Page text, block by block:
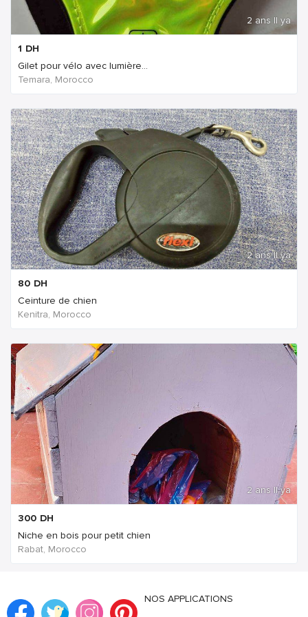
2 ans Il ya
1 DH
Gilet pour vélo avec lumière...
Temara, Morocco
2 ans Il ya
80 DH
Ceinture de chien
Kenitra, Morocco
2 ans Il ya
300 DH
Niche en bois pour petit chien
Rabat, Morocco
NOS APPLICATIONS